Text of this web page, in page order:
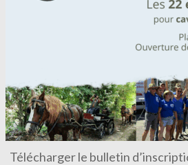
Télécharger le bulletin